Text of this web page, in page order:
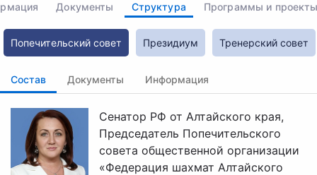
Документы Структура Программы и
Попечительский совет Президиум Тренерский совет
Состав Документы Информация
Сенатор РФ от Алтайского края,
Председатель Попечительского
совета общественной организации
«Федерация шахмат Алтайского